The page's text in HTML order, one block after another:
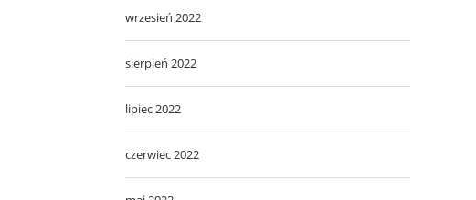
wrzesień 2022
sierpień 2022
lipiec 2022
czerwiec 2022